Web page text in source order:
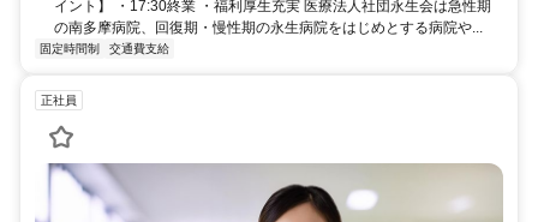
イント】 ・17:30終業 ・福利厚生充実 医療法人社団永生会は急性期
の南多摩病院、回復期・慢性期の永生病院をはじめとする病院や...
固定時間制 交通費支給
正社員